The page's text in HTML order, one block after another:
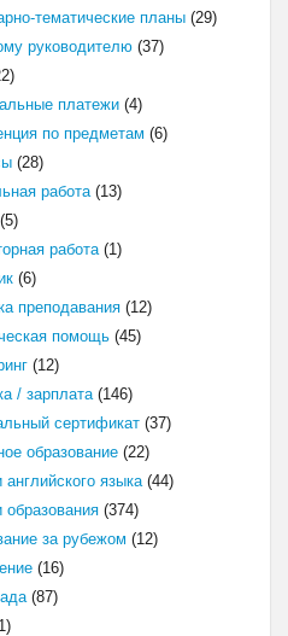
тематические планы(29)
руководителю(37)
платежи(4)
по предметам (6)
(28)
работа(13)
работа(1)
(6)
преподавания(12)
помощь(45)
(12)
/ зарплата(146)
сертификат(37)
образование(22)
английского языка(44)
образования(374)
за рубежом (12)
(16)
(87)